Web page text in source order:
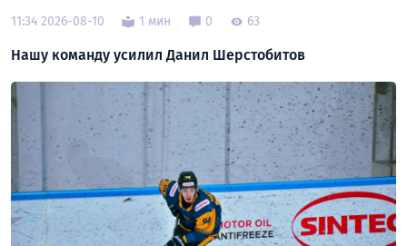
11:34 2026-08-10 1 мин 0 63
Нашу команду усилил Данил Шерстобитов